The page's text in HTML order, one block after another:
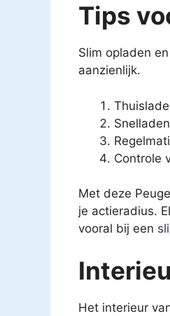
Tips
Slim opladen
aanzienlijk.
Controle
Met deze
je actieradius.
vooral bij een
Het interieur